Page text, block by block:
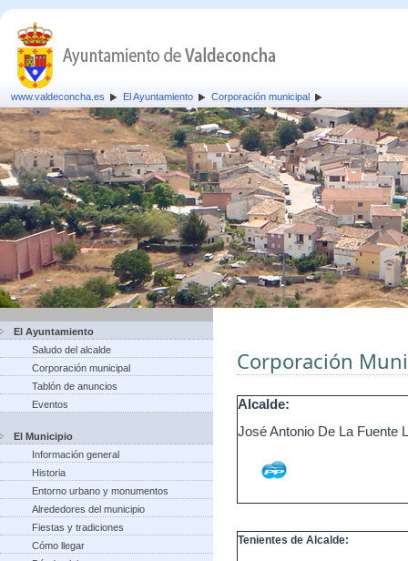
www.valdeconcha.es El Ayuntamiento Corporación municipal
El Ayuntamiento
Saludo del alcalde
Corporación municipal
Tablón de anuncios
Eventos
El Municipio
Información general
Historia
Entorno urbano y monumentos
Alrededores del municipio
Fiestas y tradiciones
Cómo llegar
Corporación
Alcalde:
José Antonio De La Fuente
Tenientes de Alcalde: